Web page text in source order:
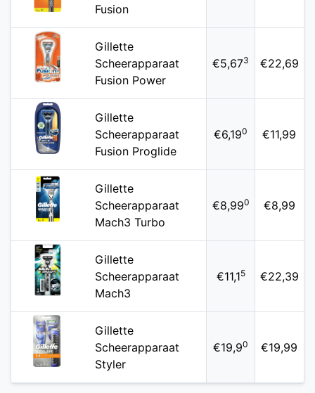
Fusion
Gillette
Scheerapparaat
Fusion Power
€5,673 €22,69
Gillette
Scheerapparaat
Fusion Proglide
€6,190 €11,99
Gillette
Scheerapparaat
Mach3 Turbo
€8,990 €8,99
Gillette
Scheerapparaat
Mach3
€11,15 €22,39
Gillette
Scheerapparaat
Styler
€19,90 €19,99